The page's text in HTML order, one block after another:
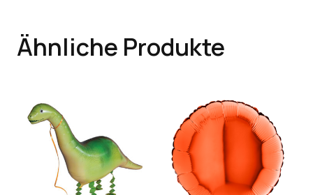
Ähnliche Produkte